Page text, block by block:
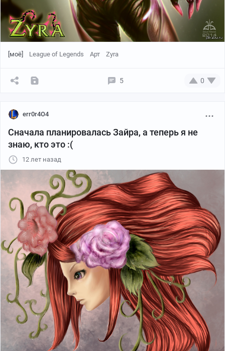
[моё] League of Legends Арт Zyra
5 0
err0r4O4
Сначала планировалась Зайра, а теперь я не
знаю, кто это :(
12 лет назад